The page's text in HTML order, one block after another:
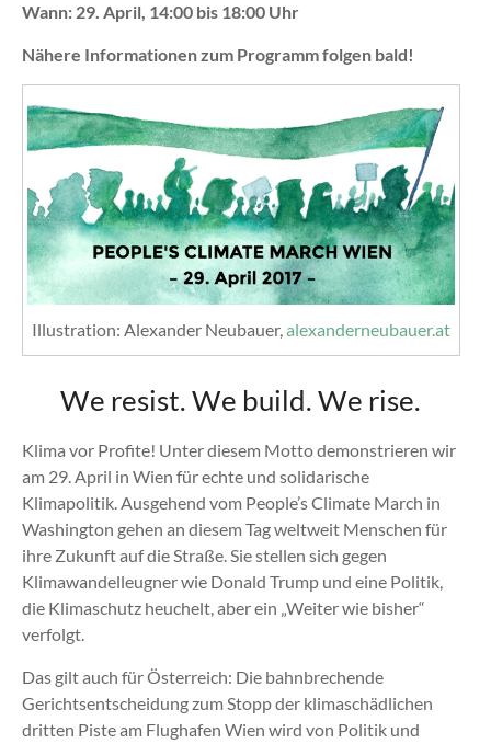
Wann: 29. April, 14:00 bis 18:00 Uhr
Nähere Informationen zum Programm folgen bald!
Illustration: Alexander Neubauer,alexanderneubauer.at
We resist. We build. We rise.
Klima vor Profite! Unter diesem Motto demonstrieren wir
am 29. April in Wien für echte und solidarische
Klimapolitik. Ausgehend vom People’s Climate March in
Washington gehen an diesem Tag weltweit Menschen für
ihre Zukunft auf die Straße. Sie stellen sich gegen
Klimawandelleugner wie Donald Trump und eine Politik,
die Klimaschutz heuchelt, aber ein „Weiter wie bisher“
verfolgt.
Das gilt auch für Österreich: Die bahnbrechende
Gerichtsentscheidung zum Stopp der klimaschädlichen
dritten Piste am Flughafen Wien wird von Politik und